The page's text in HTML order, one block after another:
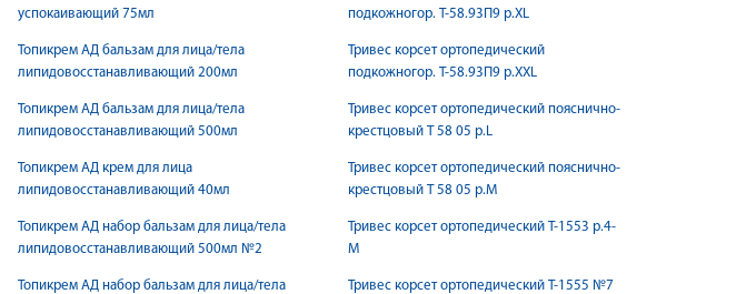
успокаивающий 75мл
Топикрем АД бальзам для лица/тела
липидовосстанавливающий 200мл
Топикрем АД бальзам для лица/тела
липидовосстанавливающий 500мл
Топикрем АД крем для лица
липидовосстанавливающий 40мл
Топикрем АД набор бальзам для лица/тела
липидовосстанавливающий 500мл №2
Топикрем АД набор бальзам для лица/тела
подкожногор. Т-58.93П9 р.ХL
Тривес корсет ортопедический
подкожногор. Т-58.93П9 р.ХХL
Тривес корсет ортопедический пояснично-
крестцовый Т 58 05 р.L
Тривес корсет ортопедический пояснично-
крестцовый Т 58 05 р.М
Тривес корсет ортопедический Т-1553 р.4-
М
Тривес корсет ортопедический Т-1555 №7